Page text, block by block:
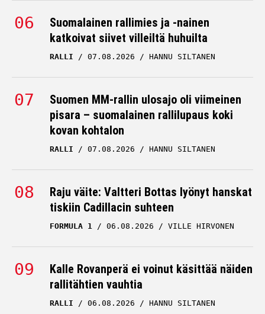
Suomalainen rallimies ja -nainen
katkoivat siivet villeiltä huhuilta
RALLI 07.08.2026 HANNU SILTANEN
Suomen MM-rallin ulosajo oli viimeinen
pisara – suomalainen rallilupaus koki
kovan kohtalon
RALLI 07.08.2026 HANNU SILTANEN
Raju väite: Valtteri Bottas lyönyt hanskat
tiskiin Cadillacin suhteen
FORMULA 1 06.08.2026 VILLE HIRVONEN
Kalle Rovanperä ei voinut käsittää näiden
rallitähtien vauhtia
RALLI 06.08.2026 HANNU SILTANEN